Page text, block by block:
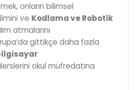
onların bilimsel
ve Kodlama ve Robotik
atmalarını
gittikçe daha fazla
okul müfredatına